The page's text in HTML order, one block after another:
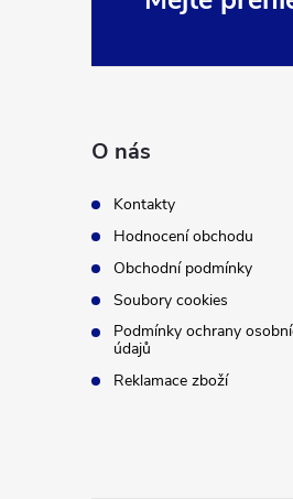
O nás
Kontakty
Hodnocení obchodu
Obchodní podmínky
Soubory cookies
Podmínky ochrany
údajů
Reklamace zboží